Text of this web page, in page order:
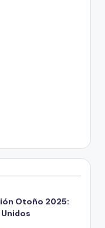
Otoño 2025: